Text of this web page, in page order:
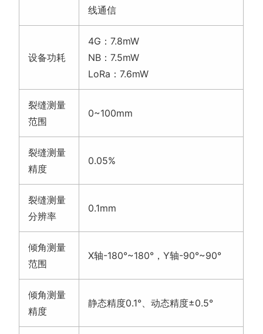
线通信
设备功耗
4G：7.8mW
NB：7.5mW
LoRa：7.6mW
裂缝测量
范围
0~100mm
裂缝测量
精度
0.05%
裂缝测量
分辨率
0.1mm
倾角测量
范围
X轴-180°~180°，Y轴-90°~90°
倾角测量
精度
静态精度0.1°、动态精度±0.5°